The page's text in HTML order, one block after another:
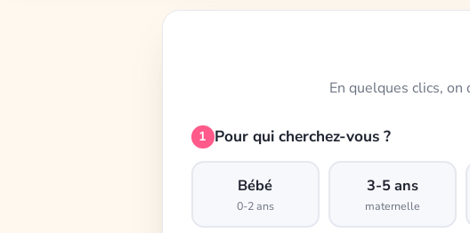
En quelques clics,
1 Pour qui cherchez-vous ?
Bébé
0-2 ans
3-5 ans
maternelle